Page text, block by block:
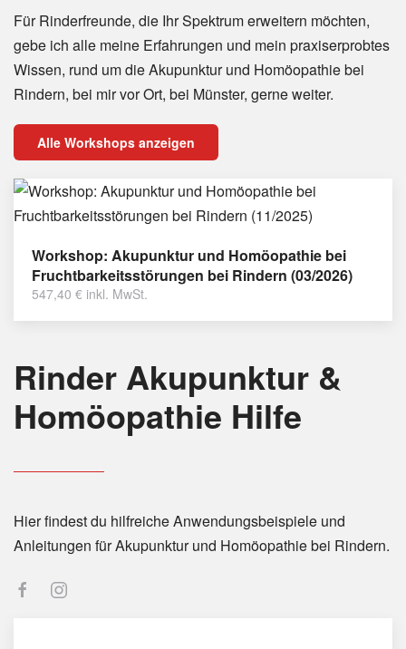
Für Rinderfreunde, die Ihr Spektrum erweitern möchten,
gebe ich alle meine Erfahrungen und mein praxiserprobtes
Wissen, rund um die Akupunktur und Homöopathie bei
Rindern, bei mir vor Ort, bei Münster, gerne weiter.
Alle Workshops anzeigen
Workshop: Akupunktur und Homöopathie bei
Fruchtbarkeitsstörungen bei Rindern (03/2026)
547,40 € inkl. MwSt.
Rinder Akupunktur &
Homöopathie Hilfe
Hier findest du hilfreiche Anwendungsbeispiele und
Anleitungen für Akupunktur und Homöopathie bei Rindern.